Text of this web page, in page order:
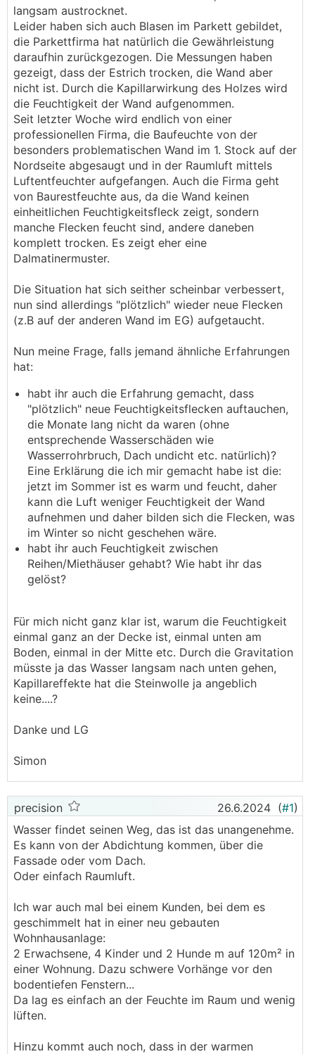
langsam austrocknet.
Leider haben sich auch Blasen im Parkett gebildet,
die Parkettfirma hat natürlich die Gewährleistung
daraufhin zurückgezogen. Die Messungen haben
gezeigt, dass der Estrich trocken, die Wand aber
nicht ist. Durch die Kapillarwirkung des Holzes wird
die Feuchtigkeit der Wand aufgenommen.
Seit letzter Woche wird endlich von einer
professionellen Firma, die Baufeuchte von der
besonders problematischen Wand im 1. Stock auf der
Nordseite abgesaugt und in der Raumluft mittels
Luftentfeuchter aufgefangen. Auch die Firma geht
von Baurestfeuchte aus, da die Wand keinen
einheitlichen Feuchtigkeitsfleck zeigt, sondern
manche Flecken feucht sind, andere daneben
komplett trocken. Es zeigt eher eine
Dalmatinermuster.
Die Situation hat sich seither scheinbar verbessert,
nun sind allerdings "plötzlich" wieder neue Flecken
(z.B auf der anderen Wand im EG) aufgetaucht.
Nun meine Frage, falls jemand ähnliche Erfahrungen
hat:
habt ihr auch die Erfahrung gemacht, dass
"plötzlich" neue Feuchtigkeitsflecken auftauchen,
die Monate lang nicht da waren (ohne
entsprechende Wasserschäden wie
Wasserrohrbruch, Dach undicht etc. natürlich)?
Eine Erklärung die ich mir gemacht habe ist die:
jetzt im Sommer ist es warm und feucht, daher
kann die Luft weniger Feuchtigkeit der Wand
aufnehmen und daher bilden sich die Flecken, was
im Winter so nicht geschehen wäre.
habt ihr auch Feuchtigkeit zwischen
Reihen/Miethäuser gehabt? Wie habt ihr das
gelöst?
Für mich nicht ganz klar ist, warum die Feuchtigkeit
einmal ganz an der Decke ist, einmal unten am
Boden, einmal in der Mitte etc. Durch die Gravitation
müsste ja das Wasser langsam nach unten gehen,
Kapillareffekte hat die Steinwolle ja angeblich
keine....?
Danke und LG
Simon
precision 26.6.2024 (#1)
Wasser findet seinen Weg, das ist das unangenehme.
Es kann von der Abdichtung kommen, über die
Fassade oder vom Dach.
Oder einfach Raumluft.
Ich war auch mal bei einem Kunden, bei dem es
geschimmelt hat in einer neu gebauten
Wohnhausanlage:
2 Erwachsene, 4 Kinder und 2 Hunde m auf 120m² in
einer Wohnung. Dazu schwere Vorhänge vor den
bodentiefen Fenstern...
Da lag es einfach an der Feuchte im Raum und wenig
lüften.
Hinzu kommt auch noch, dass in der warmen